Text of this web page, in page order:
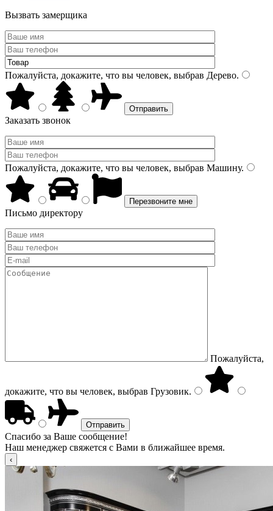
Вызвать замерщика
Пожалуйста, докажите, что вы человек, выбрав Дерево.
Заказать звонок
Пожалуйста, докажите, что вы человек, выбрав Машину.
Письмо директору
Пожалуйста,
докажите, что вы человек, выбрав Грузовик.
Спасибо за Ваше сообщение!
Наш менеджер свяжется с Вами в ближайшее время.